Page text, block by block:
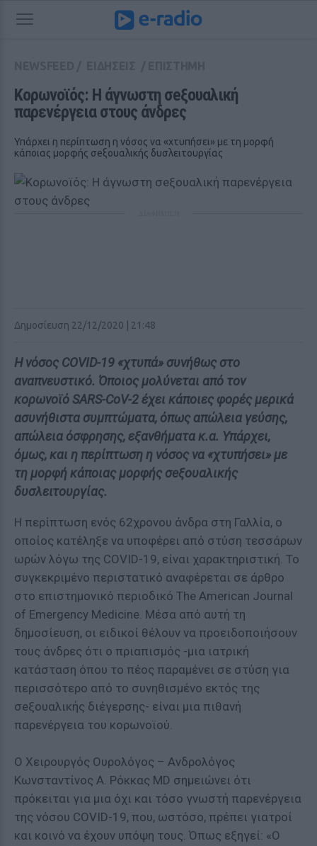
Κορωνοϊός: Η άγνωστη σeξουαλική
παρενέργεια στους άνδρες
Υπάρχει η περίπτωση η νόσος να «χτυπήσει» με τη μορφή
κάποιας μορφής σeξουαλικής δυσλειτουργίας
Δημοσίευση 22/12/2020 | 21:48
Η νόσος COVID-19 «χτυπά» συνήθως στο
αναπνευστικό. Όποιος μολύνεται από τον
κορωνοϊό SARS-CoV-2 έχει κάποιες φορές μερικά
ασυνήθιστα συμπτώματα, όπως απώλεια γεύσης,
απώλεια όσφρησης, εξανθήματα κ.α. Υπάρχει,
όμως, και η περίπτωση η νόσος να «χτυπήσει» με
τη μορφή κάποιας μορφής σeξουαλικής
δυσλειτουργίας.
Η περίπτωση ενός 62χρονου άνδρα στη Γαλλία, ο
οποίος κατέληξε να υποφέρει από στύση τεσσάρων
ωρών λόγω της COVID-19, είναι χαρακτηριστική. Το
συγκεκριμένο περιστατικό αναφέρεται σε άρθρο
στο επιστημονικό περιοδικό The American Journal
of Emergency Medicine. Μέσα από αυτή τη
δημοσίευση, οι ειδικοί θέλουν να προειδοποιήσουν
τους άνδρες ότι ο πριαπισμός -μια ιατρική
κατάσταση όπου το πέος παραμένει σε στύση για
περισσότερο από το συνηθισμένο εκτός της
σeξουαλικής διέγερσης- είναι μια πιθανή
παρενέργεια του κορωνοϊού.
Ο Χειρουργός Ουρολόγος – Ανδρολόγος
Κωνσταντίνος A. Ρόκκας MD σημειώνει ότι
πρόκειται για μια όχι και τόσο γνωστή παρενέργεια
της νόσου COVID-19, που, ωστόσο, πρέπει γιατροί
και κοινό να έχουν υπόψη τους. Όπως εξηγεί: «Ο